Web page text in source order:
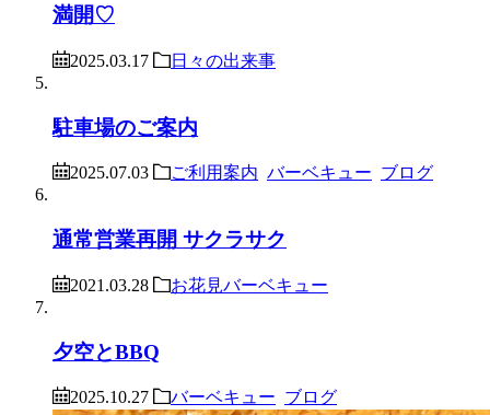
満開♡
2025.03.17 日々の出来事
駐車場のご案内
2025.07.03 ご利用案内 バーベキュー ブログ
通常営業再開 サクラサク
2021.03.28 お花見バーベキュー
夕空とBBQ
2025.10.27 バーベキュー ブログ